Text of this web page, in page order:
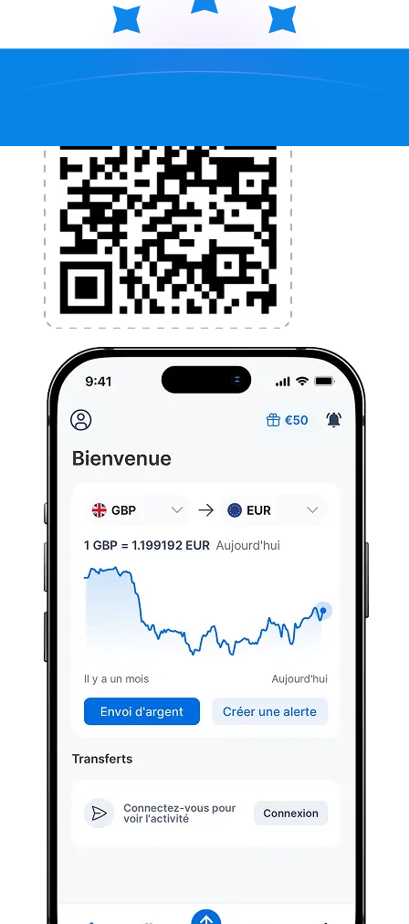
l'application dès aujourd'hui !